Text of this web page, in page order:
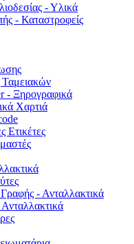
- Υλικά
- Καταστροφείς
Ταμειακών
- Ξηρογραφικά
Χαρτιά
Ετικέτες
- Ανταλλακτικά